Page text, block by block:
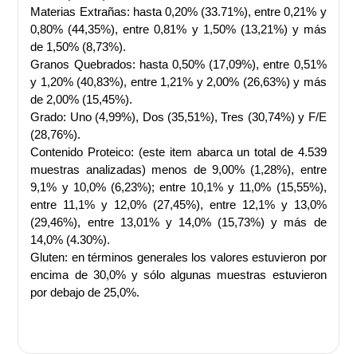
Materias Extrañas: hasta 0,20% (33.71%), entre 0,21% y
0,80% (44,35%), entre 0,81% y 1,50% (13,21%) y más
de 1,50% (8,73%).
Granos Quebrados: hasta 0,50% (17,09%), entre 0,51%
y 1,20% (40,83%), entre 1,21% y 2,00% (26,63%) y más
de 2,00% (15,45%).
Grado: Uno (4,99%), Dos (35,51%), Tres (30,74%) y F/E
(28,76%).
Contenido Proteico: (este item abarca un total de 4.539
muestras analizadas) menos de 9,00% (1,28%), entre
9,1% y 10,0% (6,23%); entre 10,1% y 11,0% (15,55%),
entre 11,1% y 12,0% (27,45%), entre 12,1% y 13,0%
(29,46%), entre 13,01% y 14,0% (15,73%) y más de
14,0% (4.30%).
Gluten: en términos generales los valores estuvieron por
encima de 30,0% y sólo algunas muestras estuvieron
por debajo de 25,0%.